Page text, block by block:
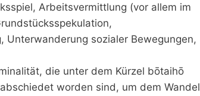
Arbeitsvermittlung (vor allem im
Unterwanderung sozialer Bewegungen,
die unter dem Kürzel bōtaihō
worden sind, um dem Wandel